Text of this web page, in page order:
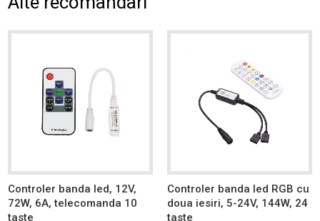
Controler banda led, 12V,
72W, 6A, telecomanda 10
taste
Controler banda led RGB cu
doua iesiri, 5-24V, 144W, 24
taste